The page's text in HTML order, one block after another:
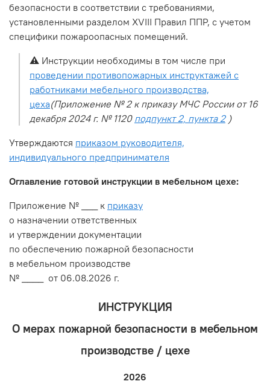
безопасности в соответствии с требованиями,
установленными разделом XVIII Правил ППР, с учетом
специфики пожароопасных помещений.
⚠️ Инструкции необходимы в том числе при
проведении противопожарных инструктажей с
работниками мебельного производства,
цеха(Приложение № 2 к приказу МЧС России от 16
декабря 2024 г. № 1120 подпункт 2, пункта 2)
Утверждаются приказом руководителя,
индивидуального предпринимателя
Оглавление готовой инструкции в мебельном цехе:
Приложение № ___ к приказу
о назначении ответственных
и утверждении документации
по обеспечению пожарной безопасности
в мебельном производстве
№ ____ от 06.08.2026 г.
ИНСТРУКЦИЯ
О мерах пожарной безопасности в мебельном
производстве / цехе
2026